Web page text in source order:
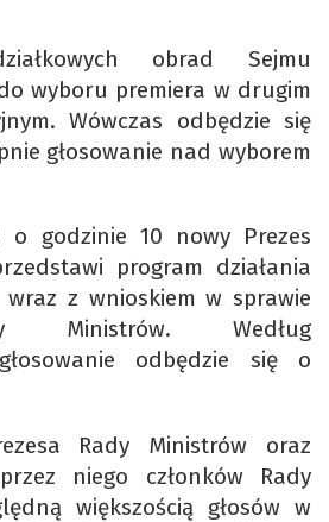
obrad Sejmu
wyboru premiera w drugim
Wówczas odbędzie się
głosowanie nad wyborem
o godzinie 10 nowy Prezes
program działania
z wnioskiem w sprawie
Ministrów. Według
odbędzie się o
Rady Ministrów oraz
niego członków Rady
większością głosów w